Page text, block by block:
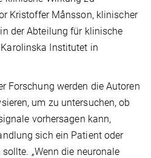
Kristoffer Månsson, klinischer
der Abteilung für klinische
Institutet in
Forschung werden die Autoren
um zu untersuchen, ob
vorhersagen kann,
sich ein Patient oder
„Wenn die neuronale